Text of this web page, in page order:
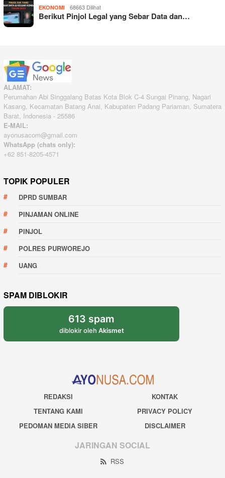
EKONOMI 68663 Dilihat
Berikut Pinjol Legal yang Sebar Data dan…
ALAMAT:
Perumahan Abi Singgalang Batas Kota Blok C-4 Sungai Pinang, Nagari
Kasang, Kecamatan Batang Anai, Kabupaten Padang Pariaman, Sumatera
Barat, Indonesia - 25586
E-MAIL:
ayonusacom@gmail.com
WhatsApp (chats only):
+62 851-8205-4571
TOPIK POPULER
DPRD SUMBAR
PINJAMAN ONLINE
PINJOL
POLRES PURWOREJO
UANG
SPAM DIBLOKIR
613 spam
diblokir oleh Akismet
REDAKSI
KONTAK
TENTANG KAMI
PRIVACY POLICY
PEDOMAN MEDIA SIBER
DISCLAIMER
JARINGAN SOCIAL
RSS